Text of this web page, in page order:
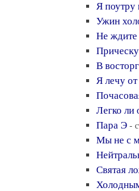
Я поутру
Ужин
Не ждите
В
Я лечу
Легко ли
Пара Э -
Мы не с
Святая